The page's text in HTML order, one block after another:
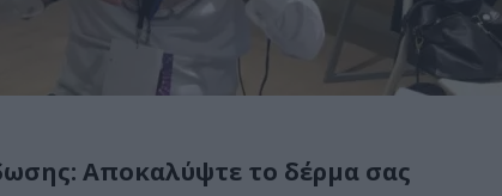
Αποκαλύψτε το δέρμα σας